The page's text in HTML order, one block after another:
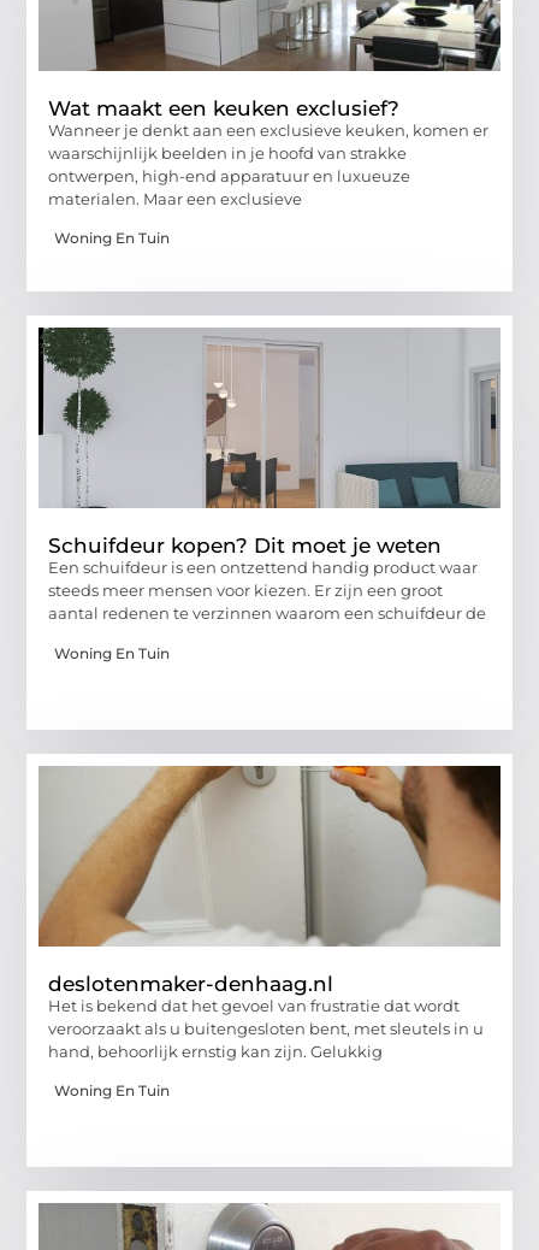
Wat maakt een keuken exclusief?
Wanneer je denkt aan een exclusieve keuken, komen er
waarschijnlijk beelden in je hoofd van strakke
ontwerpen, high-end apparatuur en luxueuze
materialen. Maar een exclusieve
Woning En Tuin
Schuifdeur kopen? Dit moet je weten
Een schuifdeur is een ontzettend handig product waar
steeds meer mensen voor kiezen. Er zijn een groot
aantal redenen te verzinnen waarom een schuifdeur de
Woning En Tuin
deslotenmaker-denhaag.nl
Het is bekend dat het gevoel van frustratie dat wordt
veroorzaakt als u buitengesloten bent, met sleutels in u
hand, behoorlijk ernstig kan zijn. Gelukkig
Woning En Tuin